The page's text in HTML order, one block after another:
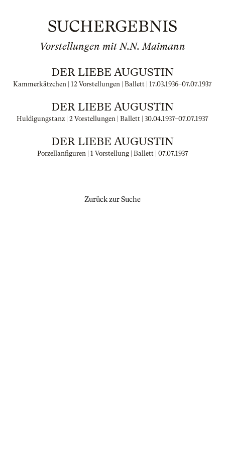
SUCHERGEBNIS
Vorstellungen mit N.N. Maimann
DER LIEBE AUGUSTIN
Kammerkätzchen | 12 Vorstellungen | Ballett | 17.03.1936–07.07.1937
DER LIEBE AUGUSTIN
Huldigungstanz | 2 Vorstellungen | Ballett | 30.04.1937–07.07.1937
DER LIEBE AUGUSTIN
Porzellanfiguren | 1 Vorstellung | Ballett | 07.07.1937
Zurück zur Suche